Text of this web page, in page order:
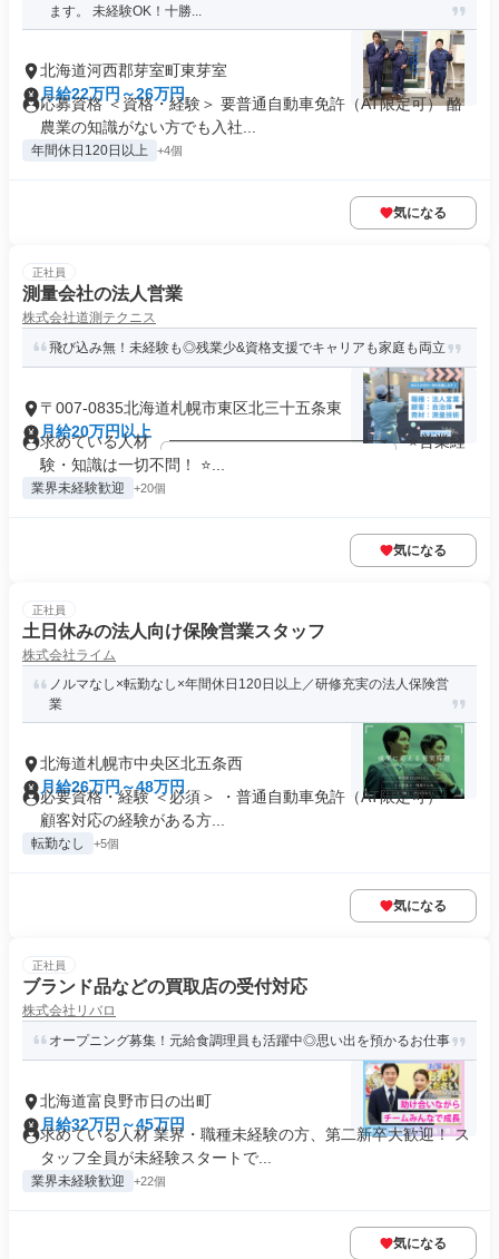
ます。 未経験OK！十勝...
北海道河西郡芽室町東芽室
月給22万円～26万円
応募資格 ＜資格・経験＞ 要普通自動車免許（AT限定可） 酪
農業の知識がない方でも入社...
年間休日120日以上 +4個
気になる
正社員
測量会社の法人営業
株式会社道測テクニス
飛び込み無！未経験も◎残業少&資格支援でキャリアも家庭も両立
〒007-0835北海道札幌市東区北三十五条東
月給20万円以上
求めている人材 ╭━━━━━━━━━━━━━━╮ ⭐営業経
験・知識は一切不問！ ⭐...
業界未経験歓迎 +20個
気になる
正社員
土日休みの法人向け保険営業スタッフ
株式会社ライム
ノルマなし×転勤なし×年間休日120日以上／研修充実の法人保険営
業
北海道札幌市中央区北五条西
月給26万円～48万円
必要資格・経験 ＜必須＞ ・普通自動車免許（AT限定可） ・
顧客対応の経験がある方...
転勤なし +5個
気になる
正社員
ブランド品などの買取店の受付対応
株式会社リバロ
オープニング募集！元給食調理員も活躍中◎思い出を預かるお仕事
北海道富良野市日の出町
月給32万円～45万円
求めている人材 業界・職種未経験の方、第二新卒大歓迎！ ス
タッフ全員が未経験スタートで...
業界未経験歓迎 +22個
気になる